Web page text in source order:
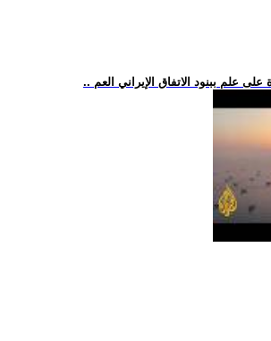
على علم ببنود الاتفاق الإيراني العم